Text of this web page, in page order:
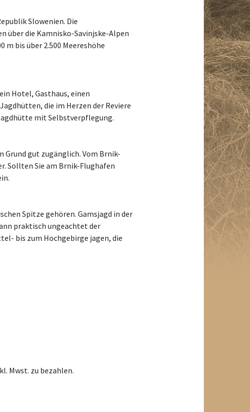
Slowenien. Die
über die Kamnisko-Savinjske-Alpen
bis über 2.500 Meereshöhe
Hotel, Gasthaus, einen
die im Herzen der Reviere
mit Selbstverpflegung.
Grund gut zugänglich. Vom Brnik-
Sollten Sie am Brnik-Flughafen
Spitze gehören. Gamsjagd in der
praktisch ungeachtet der
bis zum Hochgebirge jagen, die
Mwst. zu bezahlen.